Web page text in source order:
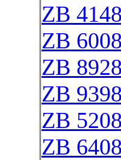
ZB
ZB
ZB
ZB
ZB
ZB